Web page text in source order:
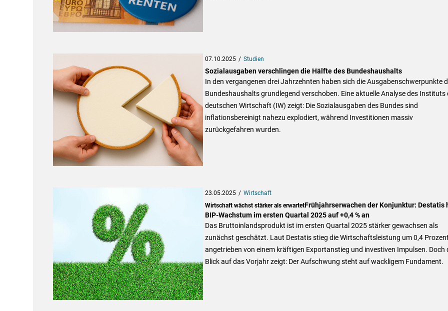
07.10.2025 Studien
Sozialausgaben verschlingen die Hälfte des Bundeshaushalts
In den vergangenen drei Jahrzehnten haben sich die Ausgabenschwerpunkte
Bundeshaushalts grundlegend verschoben. Eine aktuelle Analyse des Instituts
deutschen Wirtschaft (IW) zeigt: Die Sozialausgaben des Bundes sind
inflationsbereinigt nahezu explodiert, während Investitionen massiv
zurückgefahren wurden.
23.05.2025
Wirtschaft
Wirtschaft wächst stärker als erwartetFrühjahrserwachen der Konjunktur: Destatis
BIP-Wachstum im ersten Quartal 2025 auf +0,4 % an
Das Bruttoinlandsprodukt ist im ersten Quartal 2025 stärker gewachsen als
zunächst geschätzt. Laut Destatis stieg die Wirtschaftsleistung um 0,4
angetrieben von einem kräftigen Exportanstieg und investiven Impulsen. Doch
Blick auf das Vorjahr zeigt: Der Aufschwung steht auf wackligem Fundament.